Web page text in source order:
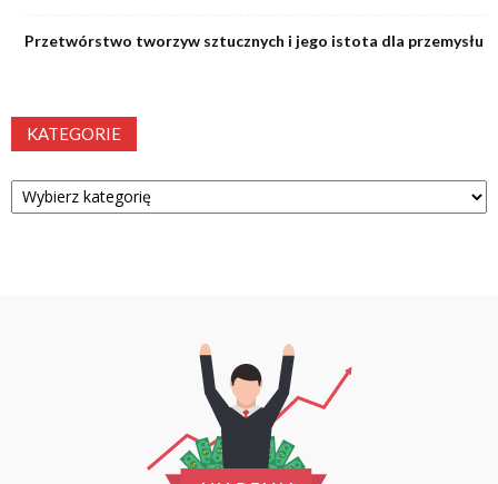
Przetwórstwo tworzyw sztucznych i jego istota dla przemysłu
KATEGORIE
Kategorie